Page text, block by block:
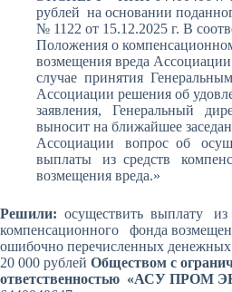
рублей на основании
№ 1122 от 15.12.2025 г. В
Положения о
возмещения вреда
случае принятия
Ассоциации решения об
заявления, Генеральный
выносит на ближайшее
Ассоциации вопрос об
выплаты из средств
возмещения вреда.»
Решили: осуществить выплату из
компенсационного фонда
ошибочно перечисленных денежных
20 000 рублей Обществом с
ответственностью «АСУ ПРОМ